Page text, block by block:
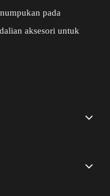
pada
aksesori untuk